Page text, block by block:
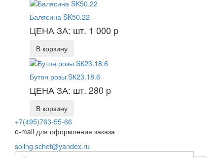
Балясина SK50.22
ЦЕНА ЗА: шт. 1 000 p
В корзину
Бутон розы SК23.18.6
ЦЕНА ЗА: шт. 280 p
В корзину
+7(495)763-55-66
e-mail для оформления заказа
soling.schet@yandex.ru